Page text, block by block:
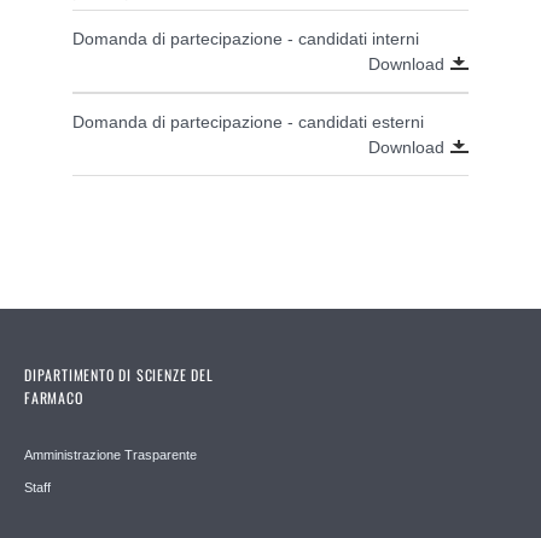
Domanda di partecipazione - candidati interni
Download
Domanda di partecipazione - candidati esterni
Download
DIPARTIMENTO DI SCIENZE DEL
FARMACO
Amministrazione Trasparente
Staff